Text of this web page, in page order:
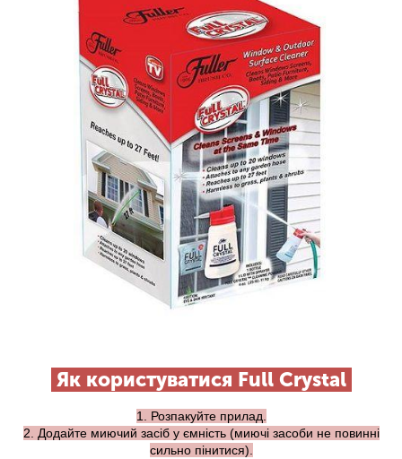
Як користуватися Full Crystal
1. Розпакуйте прилад.
2. Додайте миючий засіб у ємність (миючі засоби не повинні
сильно пінитися).